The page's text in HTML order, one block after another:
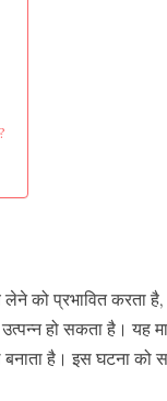
को प्रभावित करता
हो सकता है। यह
है। इस घटना को